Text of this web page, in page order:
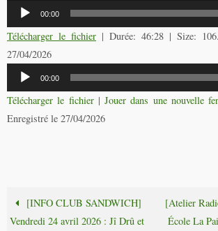
Lecteur
audio
00:00
Télécharger le fichier | Durée: 46:28 | Size:
27/04/2026
Lecteur
audio
00:00
Télécharger le fichier| Jouer dans une nouvelle
Enregistré le 27/04/2026
[INFO CLUB SANDWICH]
Vendredi 24 avril 2026 : Jî Drû et
[Atelier
École La